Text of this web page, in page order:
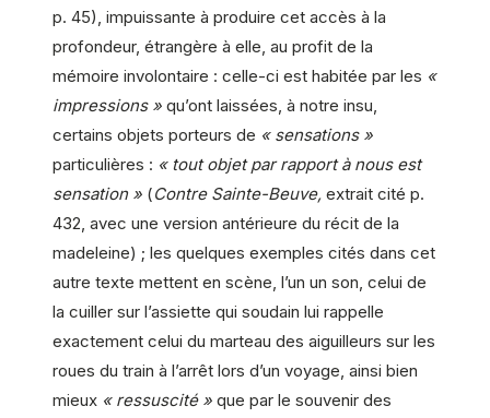
p. 45), impuissante à produire cet accès à la
profondeur, étrangère à elle, au profit de la
mémoire involontaire : celle-ci est habitée par les «
impressions » qu’ont laissées, à notre insu,
certains objets porteurs de « sensations »
particulières : « tout objet par rapport à nous est
sensation » (Contre Sainte-Beuve, extrait cité p.
432, avec une version antérieure du récit de la
madeleine) ; les quelques exemples cités dans cet
autre texte mettent en scène, l’un un son, celui de
la cuiller sur l’assiette qui soudain lui rappelle
exactement celui du marteau des aiguilleurs sur les
roues du train à l’arrêt lors d’un voyage, ainsi bien
mieux « ressuscité » que par le souvenir des